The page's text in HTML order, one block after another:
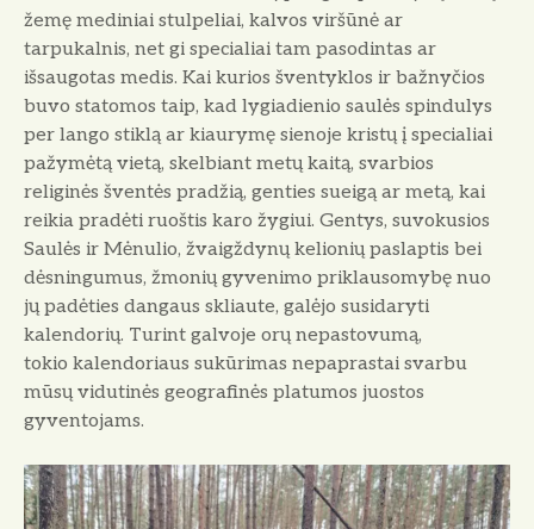
žemę mediniai stulpeliai, kalvos viršūnė ar
tarpukalnis, net gi specialiai tam pasodintas ar
išsaugotas medis. Kai kurios šventyklos ir bažnyčios
buvo statomos taip, kad lygiadienio saulės spindulys
per lango stiklą ar kiaurymę sienoje kristų į specialiai
pažymėtą vietą, skelbiant metų kaitą, svarbios
religinės šventės pradžią, genties sueigą ar metą, kai
reikia pradėti ruoštis karo žygiui. Gentys, suvokusios
Saulės ir Mėnulio, žvaigždynų kelionių paslaptis bei
dėsningumus, žmonių gyvenimo priklausomybę nuo
jų padėties dangaus skliaute, galėjo susidaryti
kalendorių. Turint galvoje orų nepastovumą,
tokio kalendoriaus sukūrimas nepaprastai svarbu
mūsų vidutinės geografinės platumos juostos
gyventojams.